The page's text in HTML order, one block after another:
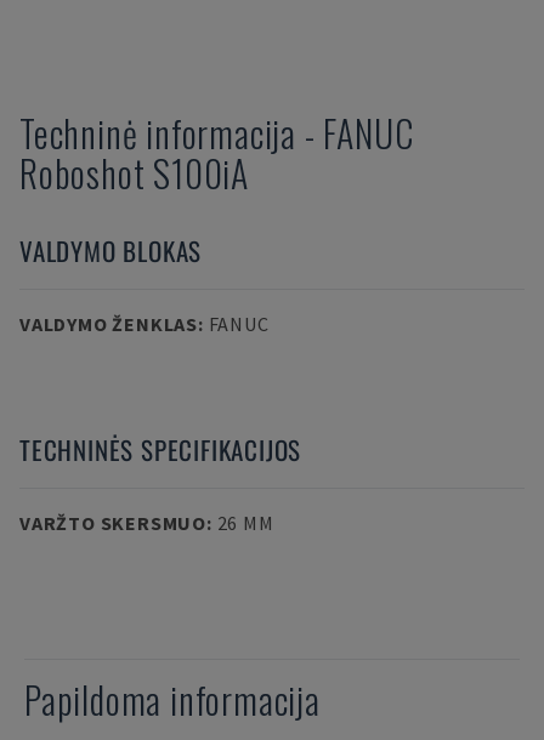
Techninė informacija - FANUC
Roboshot S100iA
VALDYMO BLOKAS
VALDYMO ŽENKLAS: FANUC
TECHNINĖS SPECIFIKACIJOS
VARŽTO SKERSMUO: 26 MM
Papildoma informacija